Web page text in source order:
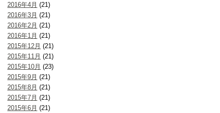
2016年4月 (21)
2016年3月 (21)
2016年2月 (21)
2016年1月 (21)
2015年12月 (21)
2015年11月 (21)
2015年10月 (23)
2015年9月 (21)
2015年8月 (21)
2015年7月 (21)
2015年6月 (21)